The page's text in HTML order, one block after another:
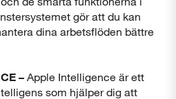
gör att du kan
dina arbetsflöden bättre
– Apple Intelligence är ett
som hjälper dig att